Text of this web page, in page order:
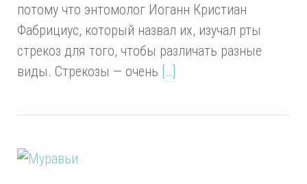
потому что энтомолог Иоганн Кристиан
Фабрициус, который назвал их, изучал рты
стрекоз для того, чтобы различать разные
виды. Стрекозы — очень […]